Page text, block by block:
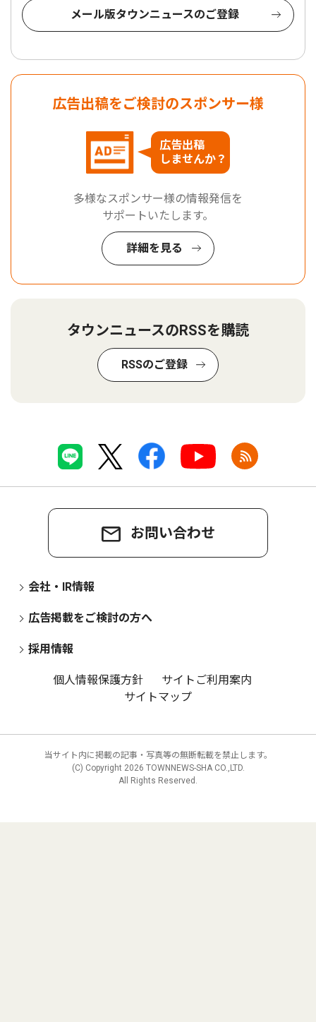
メール版タウンニュースのご登録
広告出稿をご検討のスポンサー様
広告出稿
しませんか？
多様なスポンサー様の情報発信を
サポートいたします。
詳細を見る
タウンニュースのRSSを購読
RSSのご登録
お問い合わせ
会社・IR情報
広告掲載をご検討の方へ
採用情報
個人情報保護方針
サイトご利用案内
サイトマップ
当サイト内に掲載の記事・写真等の無断転載を禁止します。
(C) Copyright 2026 TOWNNEWS-SHA CO.,LTD.
All Rights Reserved.